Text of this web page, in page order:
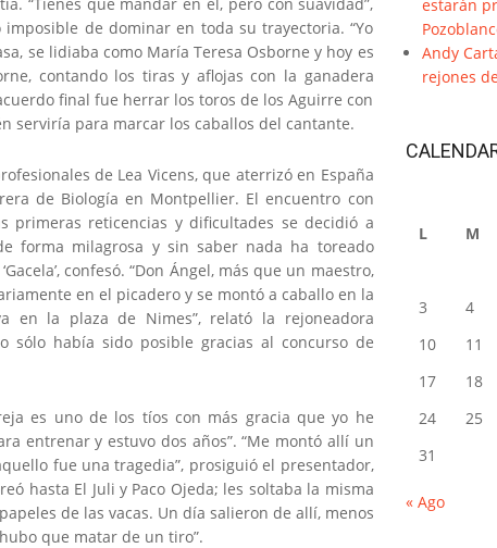
de dominar en toda su trayectoria. “Yo
se lidiaba como María Teresa Osborne y hoy es
contando los tiras y aflojas con la ganadera
final fue herrar los toros de los Aguirre con
serviría para marcar los caballos del cantante.
de Lea Vicens, que aterrizó en España
de Biología en Montpellier. El encuentro con
primeras reticencias y dificultades se decidió a
forma milagrosa y sin saber nada ha toreado
confesó. “Don Ángel, más que un maestro,
en el picadero y se montó a caballo en la
en la plaza de Nimes”, relató la rejoneadora
sólo había sido posible gracias al concurso de
es uno de los tíos con más gracia que yo he
entrenar y estuvo dos años”. “Me montó allí un
fue una tragedia”, prosiguió el presentador,
hasta El Juli y Paco Ojeda; les soltaba la misma
de las vacas. Un día salieron de allí, menos
que matar de un tiro”.
estarán
Andy
rejones
L
M
3
4
10
11
17
18
24
25
31
« Ago